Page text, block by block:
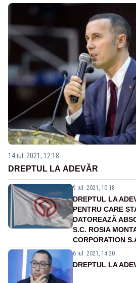
14 iul. 2021, 12:18
DREPTUL LA ADEVĂR
9 iul. 2021, 10:18
DREPTUL LA
PENTRU CARE
DATOREAZĂ
S.C. ROSIA
CORPORATION
6 iul. 2021, 14:20
DREPTUL LA